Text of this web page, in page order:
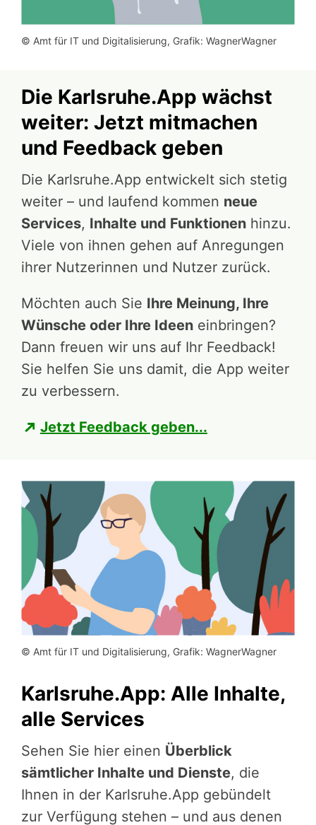
© Amt für IT und Digitalisierung, Grafik: WagnerWagner
Die Karlsruhe.App wächst
weiter: Jetzt mitmachen
und Feedback geben
Die Karlsruhe.App entwickelt sich stetig
weiter – und laufend kommen neue
Services, Inhalte und Funktionen hinzu.
Viele von ihnen gehen auf Anregungen
ihrer Nutzerinnen und Nutzer zurück.
Möchten auch Sie Ihre Meinung, Ihre
Wünsche oder Ihre Ideen einbringen?
Dann freuen wir uns auf Ihr Feedback!
Sie helfen Sie uns damit, die App weiter
zu verbessern.
Jetzt Feedback geben...
© Amt für IT und Digitalisierung, Grafik: WagnerWagner
Karlsruhe.App: Alle Inhalte,
alle Services
Sehen Sie hier einen Überblick
sämtlicher Inhalte und Dienste, die
Ihnen in der Karlsruhe.App gebündelt
zur Verfügung stehen – und aus denen